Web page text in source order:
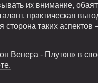
их внимание,
практическая
сторона таких аспектов
Венера - Плутон» в